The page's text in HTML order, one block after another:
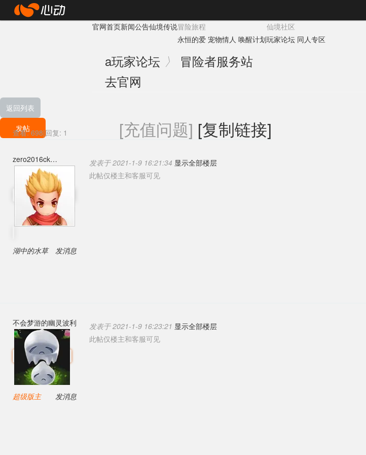
心
官网首页新闻公告仙境传说冒险旅程
永恒的爱 宠物情人 唤醒计划
仙境社区
玩家论坛 同人专区
a玩家论坛 〉
冒险者服务站
去官网
返回列表
发帖
查看: 698|回复: 1 [充值问题] [复制链接]
zero2016ck
湖中的水草 发消息
发表于 2021-1-9 16:21:34 显示全部楼层
此帖仅楼主和客服可见
不会梦游的幽灵波利
超级版主 发消息
发表于 2021-1-9 16:23:21 显示全部楼层
此帖仅楼主和客服可见